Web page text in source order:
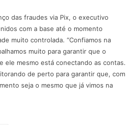
das fraudes via Pix, o executivo
com a base até o momento
muito controlada. “Confiamos na
muito para garantir que o
ele mesmo está conectando as contas.
de perto para garantir que, com
seja o mesmo que já vimos na